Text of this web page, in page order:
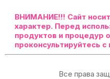
ВНИМАНИЕ!!! Сайт
характер. Перед
продуктов и процедур
проконсультируйтесь с
Все права